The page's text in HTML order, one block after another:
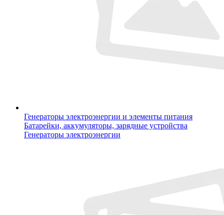
Генераторы электроэнергии и элементы питания
Батарейки, аккумуляторы, зарядные устройства
Генераторы электроэнергии